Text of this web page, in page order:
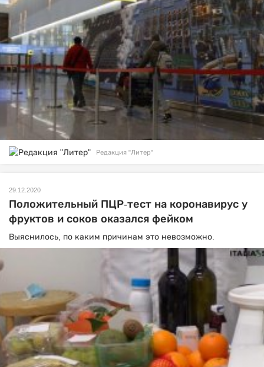
Редакция "Литер"
29.12.2020
Положительный ПЦР-тест на коронавирус у
фруктов и соков оказался фейком
Выяснилось, по каким причинам это невозможно.